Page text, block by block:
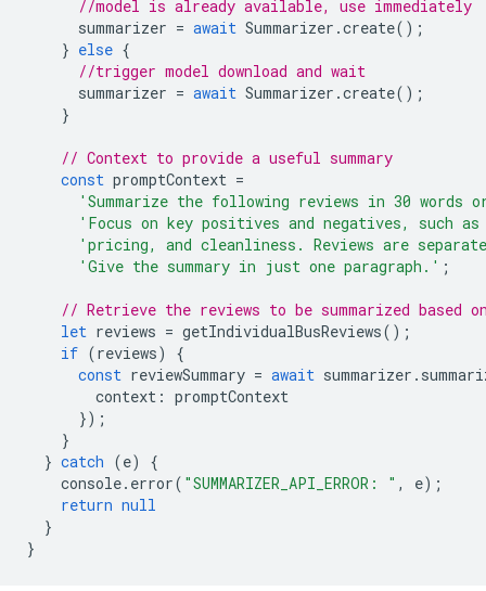
//model is already available, use immediately
summarizer = await Summarizer .create();
} else {
//trigger model download and wait
summarizer = await Summarizer .create();
}
// Context to provide a useful summary
const promptContext =
'Summarize the following reviews in 30 words
'Focus on key positives and negatives, such
'pricing, and cleanliness. Reviews are
'Give the summary in just one paragraph.' ;
// Retrieve the reviews to be summarized based
let reviews = getIndividualBusReviews();
if (reviews)
{
const reviewSummary = await summarizer .
context : promptContext
});
}
} catch (e)
{
console. error( "SUMMARIZER_API_ERROR: " , e);
return null
}
}